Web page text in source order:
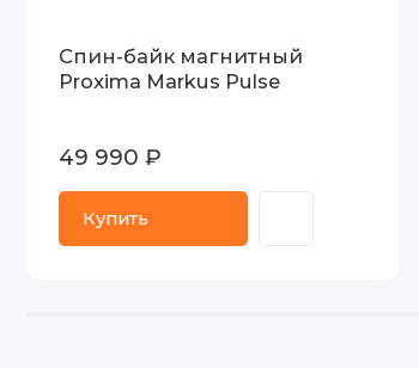
Спин-байк магнитный
Proxima Markus Pulse
49 990 ₽
Купить